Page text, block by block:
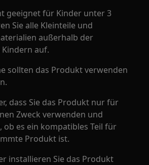
geeignet für Kinder unter 3
Sie alle Kleinteile und
außerhalb der
auf.
sollten das Produkt verwenden
dass Sie das Produkt nur für
Zweck verwenden und
ob es ein kompatibles Teil für
Produkt ist.
installieren Sie das Produkt